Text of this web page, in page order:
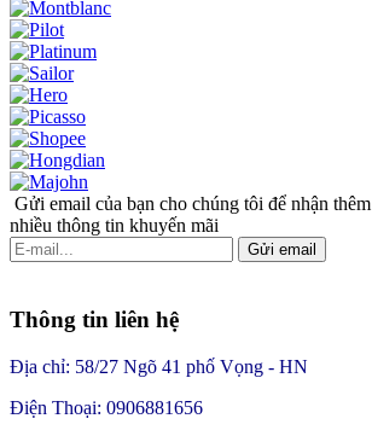
Gửi email của bạn cho chúng tôi để nhận thêm
nhiều thông tin khuyến mãi
Gửi email
Thông tin liên hệ
Địa chỉ: 58/27 Ngõ 41 phố Vọng - HN
Điện Thoại: 0906881656